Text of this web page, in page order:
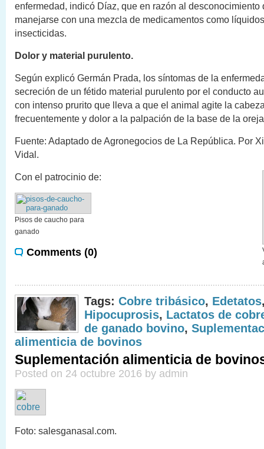
enfermedad, indicó Díaz, que en razón al desconocimiento
manejarse con una mezcla de medicamentos como
insecticidas.
Dolor y material purulento.
Según explicó Germán Prada, los síntomas de la
secreción de un fétido material purulento por el conducto
con intenso prurito que lleva a que el animal agite la
frecuentemente y dolor a la palpación de la base de la
Fuente: Adaptado de Agronegocios de La República. Por
Vidal.
Con el patrocinio de:
Pisos de caucho para
ganado
Comments (0)
Tags: Cobre tribásico, Edetatos
Hipocuprosis, Lactatos de
de ganado bovino,
alimenticia de bovinos
Suplementación alimenticia de
Posted on 24 octubre 2016 by admin
Foto: salesganasal.com.